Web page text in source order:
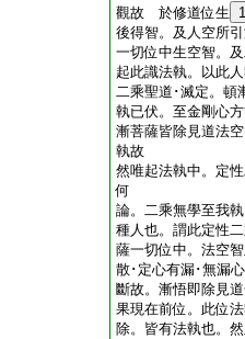
觀故 於修道位生
1
後得智。及人空所
一切位中生空智。
起此識法執。以此
二乘聖道･滅定。頓
執已伏。至金剛心
漸菩薩皆除見道法
執故
然唯起法執中。定
何
論。二乘無學至我
種人也。謂此定性
薩一切位中。法空
散･定心有漏･無漏
斷故。漸悟即除見
果現在前位。此位
除。皆有法執也。